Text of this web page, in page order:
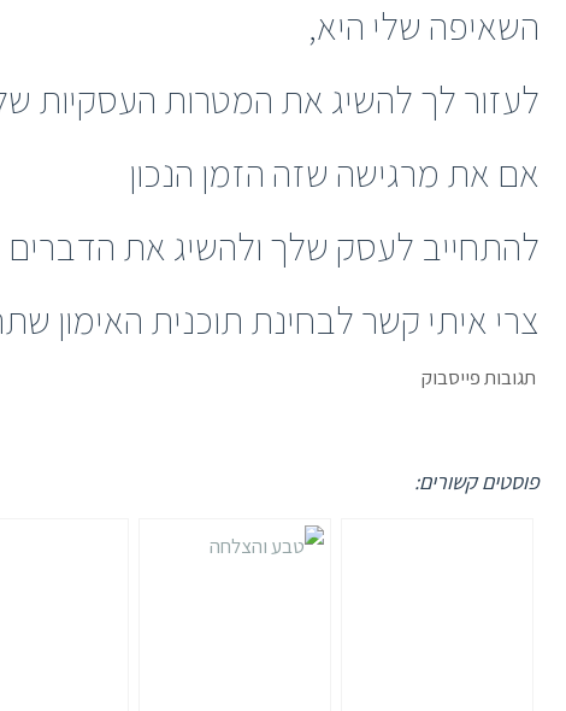
השאיפה שלי היא,
לעזור לך להשיג את המטרות העסקיות
אם את מרגישה שזה הזמן הנכון
להתחייב לעסק שלך ולהשיג את
צרי איתי קשר לבחינת תוכנית האימון
תגובות פייסבוק
פוסטים קשורים: